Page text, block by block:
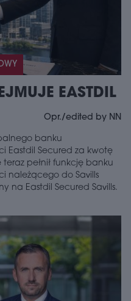
EASTDIL
Opr./edited by NN
banku
Eastdil Secured za kwotę
teraz pełnił funkcję banku
należącego do Savills
na Eastdil Secured Savills.